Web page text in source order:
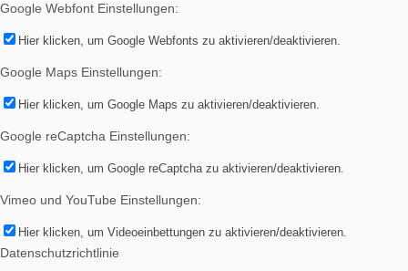
Google Webfont Einstellungen:
Hier klicken, um Google Webfonts zu aktivieren/deaktivieren.
Google Maps Einstellungen:
Hier klicken, um Google Maps zu aktivieren/deaktivieren.
Google reCaptcha Einstellungen:
Hier klicken, um Google reCaptcha zu aktivieren/deaktivieren.
Vimeo und YouTube Einstellungen:
Hier klicken, um Videoeinbettungen zu aktivieren/deaktivieren.
Datenschutzrichtlinie